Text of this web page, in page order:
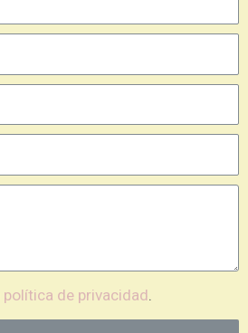
política de privacidad